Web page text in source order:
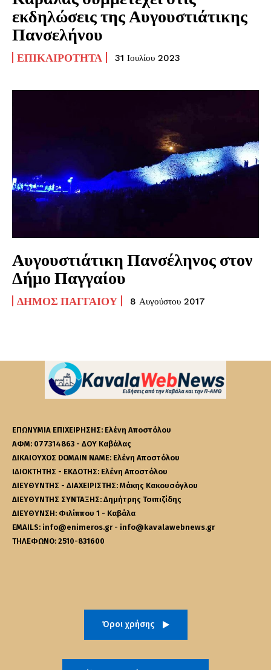
εκδηλώσεις της Αυγουστιάτικης
Πανσελήνου
ΕΠΙΚΑΙΡΌΤΗΤΑ 31 Ιουλίου 2023
Αυγουστιάτικη Πανσέληνος στον
Δήμο Παγγαίου
ΔΉΜΟΣ ΠΑΓΓΑΊΟΥ 8 Αυγούστου 2017
ΕΠΩΝΥΜΙΑ ΕΠΙΧΕΙΡΗΣΗΣ: Ελένη Αποστόλου
ΑΦΜ: 077314863 - ΔΟΥ Καβάλας
ΔΙΚΑΙΟΥΧΟΣ DOMAIN NAME: Ελένη Αποστόλου
ΙΔΙΟΚΤΗΤΗΣ - ΕΚΔΟΤΗΣ: Ελένη Αποστόλου
ΔΙΕΥΘΥΝΤΗΣ - ΔΙΑΧΕΙΡΙΣΤΗΣ: Μάκης Κακουσόγλου
ΔΙΕΥΘΥΝΤΗΣ ΣΥΝΤΑΞΗΣ: Δημήτρης Τσιπιζίδης
ΔΙΕΥΘΥΝΣΗ: Φιλίππου 1 - Καβάλα
EMAILS: info@enimeros.gr - info@kavalawebnews.gr
ΤΗΛΕΦΩΝΟ: 2510-831600
Όροι χρήσης